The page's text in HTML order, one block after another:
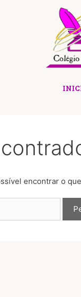
encontrar o